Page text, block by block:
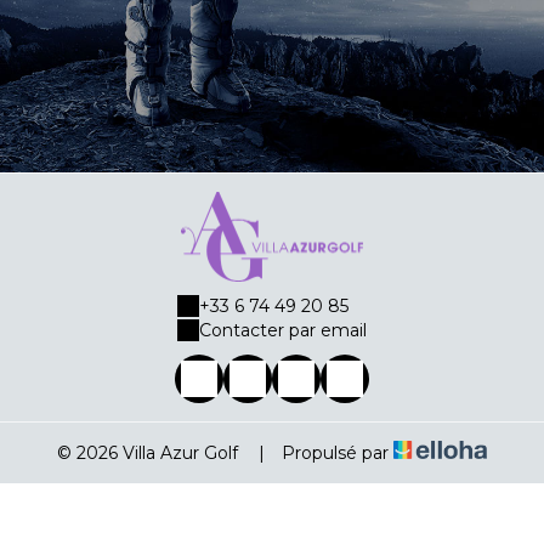
+33 6 74 49 20 85
Contacter par email
© 2026 Villa Azur Golf | Propulsé par